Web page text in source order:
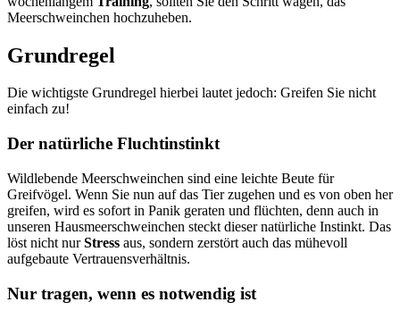
Meerschweinchen hochzuheben.
Grundregel
Die wichtigste Grundregel hierbei lautet jedoch: Greifen Sie nicht
einfach zu!
Der natürliche Fluchtinstinkt
Wildlebende Meerschweinchen sind eine leichte Beute für
Greifvögel. Wenn Sie nun auf das Tier zugehen und es von oben her
greifen, wird es sofort in Panik geraten und flüchten, denn auch in
unseren Hausmeerschweinchen steckt dieser natürliche Instinkt. Das
löst nicht nurStress aus, sondern zerstört auch das mühevoll
aufgebaute Vertrauensverhältnis.
Nur tragen, wenn es notwendig ist